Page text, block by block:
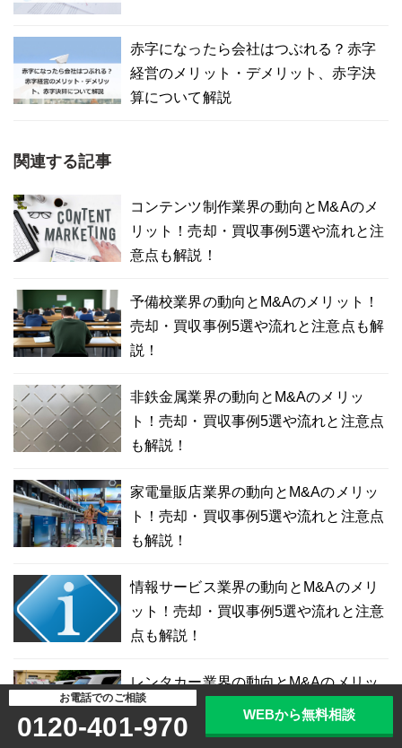
赤字になったら会社はつぶれる？赤字
経営のメリット・デメリット、赤字決
算について解説
関連する記事
コンテンツ制作業界の動向とM&Aのメ
リット！売却・買収事例5選や流れと注
意点も解説！
予備校業界の動向とM&Aのメリット！
売却・買収事例5選や流れと注意点も解
説！
非鉄金属業界の動向とM&Aのメリッ
ト！売却・買収事例5選や流れと注意点
も解説！
家電量販店業界の動向とM&Aのメリッ
ト！売却・買収事例5選や流れと注意点
も解説！
情報サービス業界の動向とM&Aのメリ
ット！売却・買収事例5選や流れと注意
点も解説！
レンタカー業界の動向とM&Aのメリッ
ト！売却・買収事例5選や流れと注意点
も解説！
お電話でのご相談
0120-401-970 WEBから無料相談